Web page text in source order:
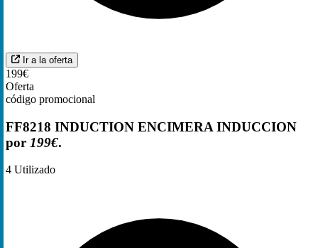
Ir a la oferta
199€
Oferta
código promocional
FF8218 INDUCTION ENCIMERA INDUCCION
por 199€.
4 Utilizado